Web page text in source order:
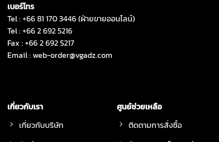
เบอร์โทร
Tel : +66 81 170 3446 (ฝ่ายขายออนไลน์)
Tel : +66 2 692 5216
Fax : +66 2 692 5217
Email :web-order@vgadz.com
เกี่ยวกับเรา
เกี่ยวกับบริษัท
ศูนย์ช่วยเหลือ
ติดตามการสั่งซื้อ